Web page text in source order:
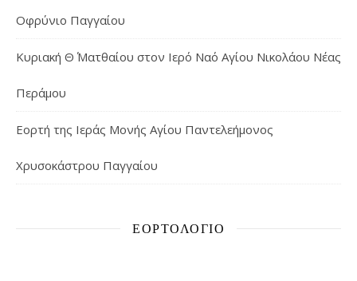
Οφρύνιο Παγγαίου
Κυριακή Θ΄ Ματθαίου στον Ιερό Ναό Αγίου Νικολάου Νέας
Περάμου
Εορτή της Ιεράς Μονής Αγίου Παντελεήμονος
Χρυσοκάστρου Παγγαίου
ΕΟΡΤΟΛΌΓΙΟ